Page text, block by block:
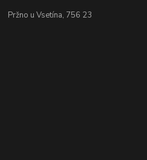
Pržno u Vsetína, 756 23